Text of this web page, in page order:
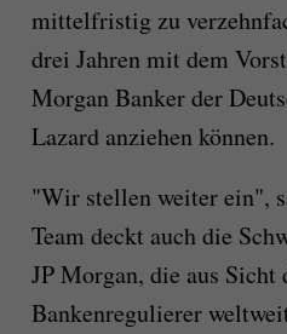
mittelfristig zu
drei Jahren mit dem
Morgan Banker der
Lazard anziehen können.
"Wir stellen weiter ein",
Team deckt auch die
JP Morgan, die aus Sicht
Bankenregulierer